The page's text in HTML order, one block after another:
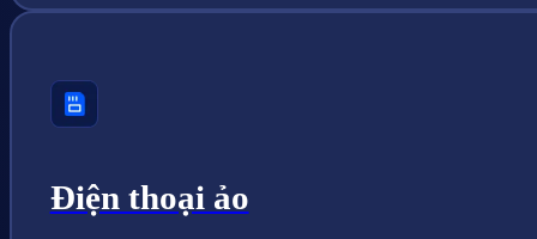
Điện thoại ảo